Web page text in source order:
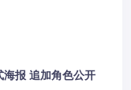
海报 追加角色公开